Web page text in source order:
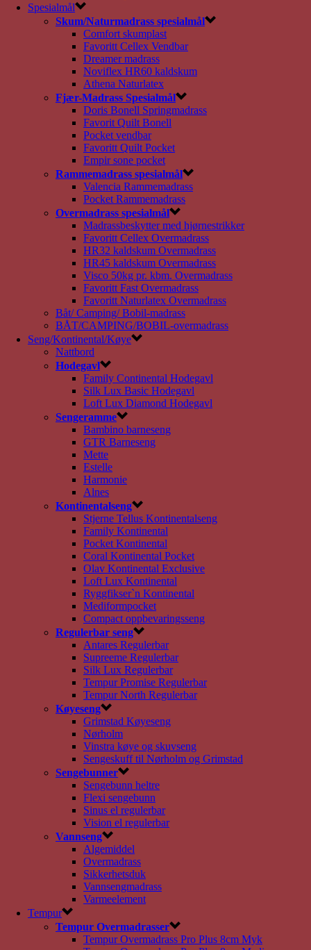
Spesialmål
Skum/Naturmadrass spesialmål
Comfort skumplast
Favoritt Cellex Vendbar
Dreamer madrass
Noviflex HR60 kaldskum
Athena Naturlatex
Fjær-Madrass Spesialmål
Doris Bonell Springmadrass
Favorit Quilt Bonell
Pocket vendbar
Favoritt Quilt Pocket
Empir sone pocket
Rammemadrass spesialmål
Valencia Rammemadrass
Pocket Rammemadrass
Overmadrass spesialmål
Madrassbeskytter med hjørnestrikker
Favoritt Cellex Overmadrass
HR32 kaldskum Overmadrass
HR45 kaldskum Overmadrass
Visco 50kg pr. kbm. Overmadrass
Favoritt Fast Overmadrass
Favoritt Naturlatex Overmadrass
Båt/ Camping/ Bobil-madrass
BÅT/CAMPING/BOBIL-overmadrass
Seng/Kontinental/Køye
Nattbord
Hodegavl
Family Continental Hodegavl
Silk Lux Basic Hodegavl
Loft Lux Diamond Hodegavl
Sengeramme
Bambino barneseng
GTR Barneseng
Mette
Estelle
Harmonie
Alnes
Kontinentalseng
Stjerne Tellus Kontinentalseng
Family Kontinental
Pocket Kontinental
Coral Kontinental Pocket
Olav Kontinental Exclusive
Loft Lux Kontinental
Ryggfikser`n Kontinental
Mediformpocket
Compact oppbevaringsseng
Regulerbar seng
Antares Regulerbar
Supreeme Regulerbar
Silk Lux Regulerbar
Tempur Promise Regulerbar
Tempur North Regulerbar
Køyeseng
Grimstad Køyeseng
Nørholm
Vinstra køye og skuvseng
Sengeskuff til Nørholm og Grimstad
Sengebunner
Sengebunn heltre
Flexi sengebunn
Sinus el regulerbar
Vision el regulerbar
Vannseng
Algemiddel
Overmadrass
Sikkerhetsduk
Vannsengmadrass
Varmeelement
Tempur
Tempur Overmadrasser
Tempur Overmadrass Pro Plus 8cm Myk